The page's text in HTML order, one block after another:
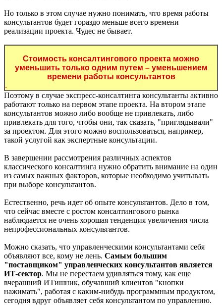
Но только в этом случае нужно понимать, что время работы
консультантов будет гораздо меньше всего времени
реализации проекта. Чудес не бывает.
Стоимость консалтингового проекта можно
уменьшить только одним путем – уменьшением
времени работы консультантов
.
Поэтому в случае экспресс-консалтинга консультанты активно
работают только на первом этапе проекта. На втором этапе
консультантов можно либо вообще не привлекать, либо
привлекать для того, чтобы они, так сказать, "приглядывали"
за проектом. Для этого можно воспользоваться, например,
такой услугой как экспертные консультации.
В завершении рассмотрения различных аспектов
классического консалтинга нужно обратить внимание на один
из самых важных факторов, которые необходимо учитывать
при выборе консультантов.
Естественно, речь идет об опыте консультантов. Дело в том,
что сейчас вместе с ростом консалтингового рынка
наблюдается не очень хорошая тенденция увеличения числа
непрофессиональных консультантов.
Можно сказать, что управленческими консультантами себя
объявляют все, кому не лень. Самым большим
"поставщиком" управленческих консультантов является
ИТ-сектор. Мы не перестаем удивляться тому, как еще
вчерашний ИТишник, обучавший клиентов "кнопки
нажимать", работая с каким-нибудь программным продуктом,
сегодня вдруг объявляет себя консультантом по управлению.